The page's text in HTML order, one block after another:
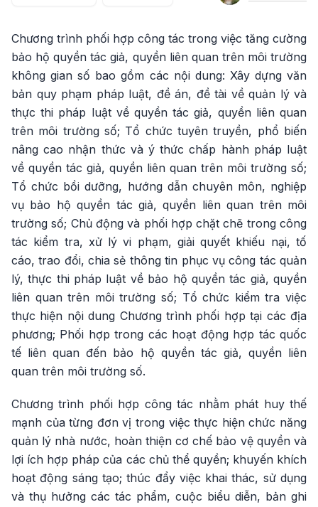
Chương trình phối hợp công tác trong việc tăng cường
bảo hộ quyền tác giả, quyền liên quan trên môi trường
không gian số bao gồm các nội dung: Xây dựng văn
bản quy phạm pháp luật, đề án, đề tài về quản lý và
thực thi pháp luật về quyền tác giả, quyền liên quan
trên môi trường số; Tổ chức tuyên truyền, phổ biến
nâng cao nhận thức và ý thức chấp hành pháp luật
về quyền tác giả, quyền liên quan trên môi trường số;
Tổ chức bồi dưỡng, hướng dẫn chuyên môn, nghiệp
vụ bảo hộ quyền tác giả, quyền liên quan trên môi
trường số; Chủ động và phối hợp chặt chẽ trong công
tác kiểm tra, xử lý vi phạm, giải quyết khiếu nại, tố
cáo, trao đổi, chia sẻ thông tin phục vụ công tác quản
lý, thực thi pháp luật về bảo hộ quyền tác giả, quyền
liên quan trên môi trường số; Tổ chức kiểm tra việc
thực hiện nội dung Chương trình phối hợp tại các địa
phương; Phối hợp trong các hoạt động hợp tác quốc
tế liên quan đến bảo hộ quyền tác giả, quyền liên
quan trên môi trường số.
Chương trình phối hợp công tác nhằm phát huy thế
mạnh của từng đơn vị trong việc thực hiện chức năng
quản lý nhà nước, hoàn thiện cơ chế bảo vệ quyền và
lợi ích hợp pháp của các chủ thể quyền; khuyến khích
hoạt động sáng tạo; thúc đẩy việc khai thác, sử dụng
và thụ hưởng các tác phẩm, cuộc biểu diễn, bản ghi